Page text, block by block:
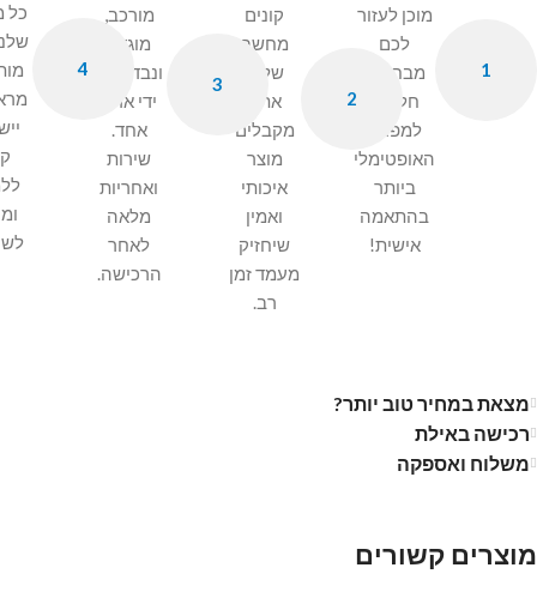
1
מוכן לעזור
לכם
מבחירת
חלקים
למפרט
האופטימלי
ביותר
בהתאמה
אישית!
2
קונים
מחשב
שלנו,
אתם
מקבלים
מוצר
איכותי
ואמין
שיחזיק
מעמד זמן
רב.
3
מורכב,
מוגדר
ונבדק על
ידי אדם
אחד.
שירות
ואחריות
מלאה
לאחר
הרכישה.
4
כל
מצאת במחיר טוב יותר?
רכישה באילת
משלוח ואספקה
מוצרים קשורים